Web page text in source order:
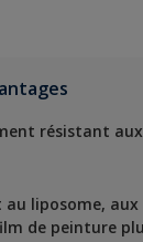
résistant
au liposome,
de peinture